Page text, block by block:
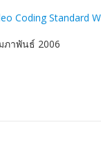
Coding Standard
ภาพันธ์ 2006